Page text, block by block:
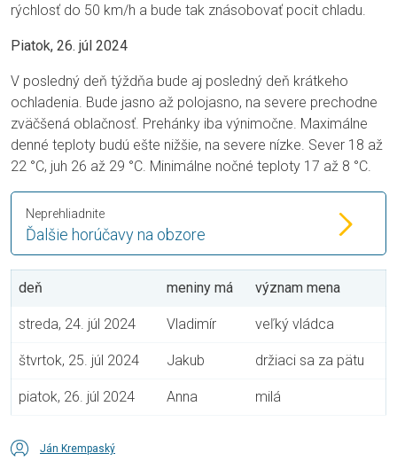
rýchlosť do 50 km/h a bude tak znásobovať pocit chladu.
Piatok, 26. júl 2024
V posledný deň týždňa bude aj posledný deň krátkeho
ochladenia. Bude jasno až polojasno, na severe prechodne
zväčšená oblačnosť. Prehánky iba výnimočne. Maximálne
denné teploty budú ešte nižšie, na severe nízke. Sever 18 až
22 °C, juh 26 až 29 °C. Minimálne nočné teploty 17 až 8 °C.
Ďalšie horúčavy na obzore
Neprehliadnite
deň meniny má význam mena
streda, 24. júl 2024 Vladimír veľký vládca
štvrtok, 25. júl 2024 Jakub držiaci sa za pätu
piatok, 26. júl 2024 Anna milá
Ján Krempaský